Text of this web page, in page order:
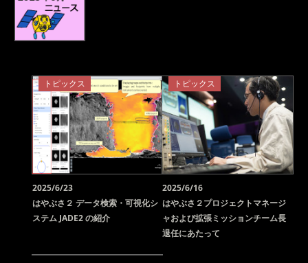
トピックス
2025/6/23
はやぶさ２ データ検索・可視化シ
ステム JADE2 の紹介
トピックス
2025/6/16
はやぶさ２プロジェクトマネージ
ャおよび拡張ミッションチーム長
退任にあたって